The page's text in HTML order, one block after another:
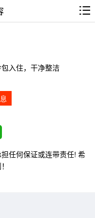
入住，干净整洁
任何保证或连带责任! 希